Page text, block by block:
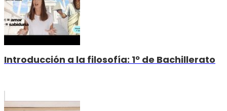
Introducción a la filosofía: 1º de Bachillerato